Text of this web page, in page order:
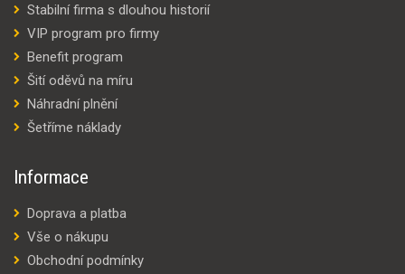
Stabilní firma s dlouhou historií
VIP program pro firmy
Benefit program
Šití oděvů na míru
Náhradní plnění
Šetříme náklady
Informace
Doprava a platba
Vše o nákupu
Obchodní podmínky